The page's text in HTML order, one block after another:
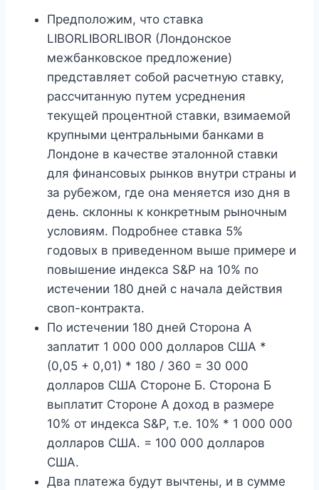
Предположим, что ставка
LIBORLIBORLIBOR (Лондонское
межбанковское предложение)
представляет собой расчетную ставку,
рассчитанную путем усреднения
текущей процентной ставки, взимаемой
крупными центральными банками в
Лондоне в качестве эталонной ставки
для финансовых рынков внутри страны и
за рубежом, где она меняется изо дня в
день. склонны к конкретным рыночным
условиям. Подробнее ставка 5%
годовых в приведенном выше примере и
повышение индекса S&P на 10% по
истечении 180 дней с начала действия
своп-контракта.
По истечении 180 дней Сторона А
заплатит 1 000 000 долларов США *
(0,05 + 0,01) * 180 / 360 = 30 000
долларов США Стороне Б. Сторона Б
выплатит Стороне А доход в размере
10% от индекса S&P, т.е. 10% * 1 000 000
долларов США. = 100 000 долларов
США.
Два платежа будут вычтены, и в сумме